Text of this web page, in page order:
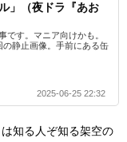
」（夜ドラ『あお
です。マニア向けかも。
静止画像。手前にある缶
2025-06-25 22:32
知る人ぞ知る架空の